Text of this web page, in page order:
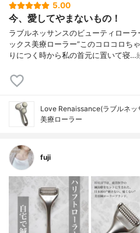
5.00
今、愛してやまないもの！
ラブルネッサンスのビューティローラ
ックス美療ローラー”このコロコロち
りにつく時から私の首元に置いて寝…
Love Renaissance(ラブルネッ
美療ローラー
fuji